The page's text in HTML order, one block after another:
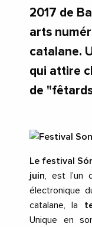
2017 de
arts
catalane.
qui attire
de
Le festival
juin, est l’un
électronique
catalane, la
Unique en